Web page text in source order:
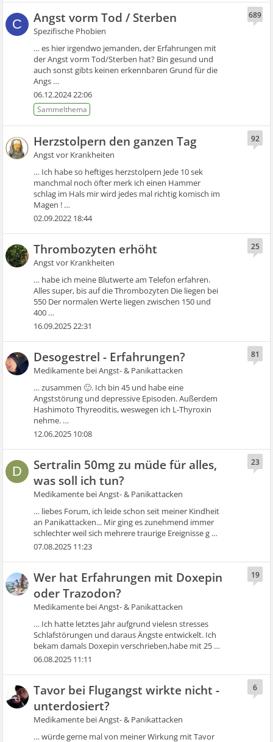
C Angst vorm Tod / Sterben
Spezifische Phobien
… es hier irgendwo jemanden, der Erfahrungen mit
der Angst vorm Tod/Sterben hat? Bin gesund und
auch sonst gibts keinen erkennbaren Grund für die
Angs …
689
06.12.2024 22:06
Herzstolpern den ganzen Tag
Angst vor Krankheiten
… Ich habe so heftiges herzstolpern Jede 10 sek
manchmal noch öfter merk ich einen Hammer
schlag im Hals mir wird jedes mal richtig komisch im
Magen ! …
92
02.09.2022 18:44
Thrombozyten erhöht
Angst vor Krankheiten
… habe ich meine Blutwerte am Telefon erfahren.
Alles super, bis auf die Thrombozyten Die liegen bei
550 Der normalen Werte liegen zwischen 150 und
400 …
25
16.09.2025 22:31
Desogestrel - Erfahrungen?
Medikamente bei Angst- & Panikattacken
… zusammen 🙂. Ich bin 45 und habe eine
Angststörung und depressive Episoden. Außerdem
Hashimoto Thyreoditis, weswegen ich L-Thyroxin
nehme. …
81
12.06.2025 10:08
D
Sertralin 50mg zu müde für alles,
was soll ich tun?
Medikamente bei Angst- & Panikattacken
… liebes Forum, ich leide schon seit meiner Kindheit
an Panikattacken... Mir ging es zunehmend immer
schlechter weil sich mehrere traurige Ereignisse g …
23
07.08.2025 11:23
Wer hat Erfahrungen mit Doxepin
oder Trazodon?
Medikamente bei Angst- & Panikattacken
… Ich hatte letztes Jahr aufgrund vielesn stresses
Schlafstörungen und daraus Ängste entwickelt. Ich
bekam damals Doxepin verschrieben,habe mit 25 …
19
06.08.2025 11:11
Tavor bei Flugangst wirkte nicht -
unterdosiert?
Medikamente bei Angst- & Panikattacken
… würde gerne mal von meiner Wirkung mit Tavor
6